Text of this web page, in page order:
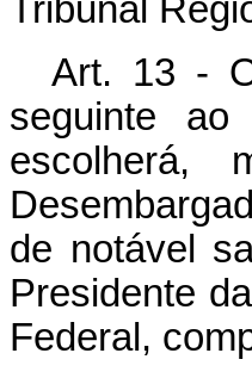
Tribunal
Art. 13 -
seguinte
escolherá,
de notável
Presidente
Federal,